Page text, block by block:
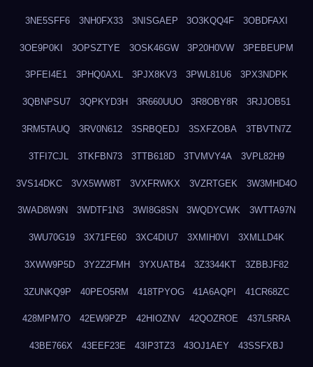
3NE5SFF6 3NH0FX33 3NISGAEP 3O3KQQ4F 3OBDFAXI
3OE9P0KI 3OPSZTYE 3OSK46GW 3P20H0VW 3PEBEUPM
3PFEI4E1 3PHQ0AXL 3PJX8KV3 3PWL81U6 3PX3NDPK
3QBNPSU7 3QPKYD3H 3R660UUO 3R8OBY8R 3RJJOB51
3RM5TAUQ 3RV0N612 3SRBQEDJ 3SXFZOBA 3TBVTN7Z
3TFI7CJL 3TKFBN73 3TTB618D 3TVMVY4A 3VPL82H9
3VS14DKC 3VX5WW8T 3VXFRWKX 3VZRTGEK 3W3MHD4O
3WAD8W9N 3WDTF1N3 3WI8G8SN 3WQDYCWK 3WTTA97N
3WU70G19 3X71FE60 3XC4DIU7 3XMIH0VI 3XMLLD4K
3XWW9P5D 3Y2Z2FMH 3YXUATB4 3Z3344KT 3ZBBJF82
3ZUNKQ9P 40PEO5RM 418TPYOG 41A6AQPI 41CR68ZC
428MPM7O 42EW9PZP 42HIOZNV 42QOZROE 437L5RRA
43BE766X 43EEF23E 43IP3TZ3 43OJ1AEY 43SSFXBJ